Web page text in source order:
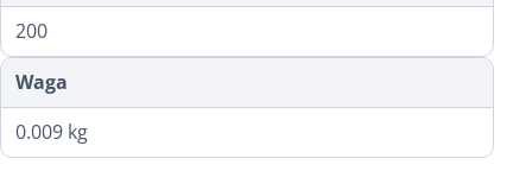
200
Waga
0.009 kg